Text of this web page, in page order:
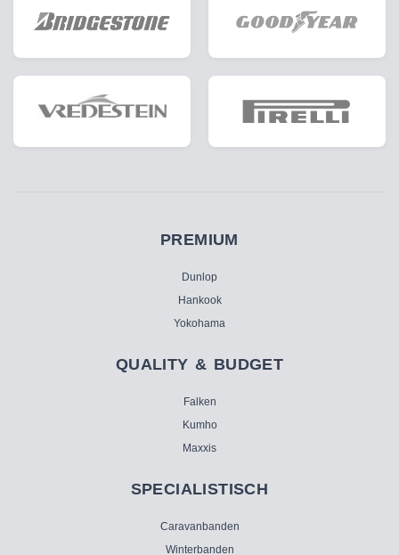
PREMIUM
Dunlop
Hankook
Yokohama
QUALITY & BUDGET
Falken
Kumho
Maxxis
SPECIALISTISCH
Caravanbanden
Winterbanden